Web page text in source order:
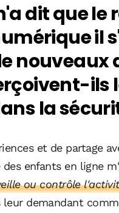
dit que
il
nouveaux
ils
la
et de partage
enfants en ligne
ou contrôle
leur demandant